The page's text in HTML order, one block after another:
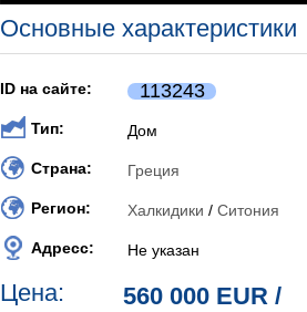
Основные характеристики
ID на сайте: 113243
Тип: Дом
Страна: Греция
Регион: Халкидики / Ситония
Адресс: Не указан
Цена: 560 000 EUR /